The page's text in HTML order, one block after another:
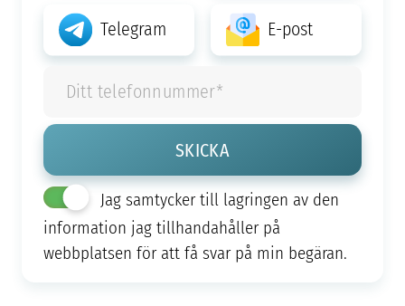
Telegram E-post
Jag samtycker till lagringen av den
information jag tillhandahåller på
webbplatsen för att få svar på min begäran.